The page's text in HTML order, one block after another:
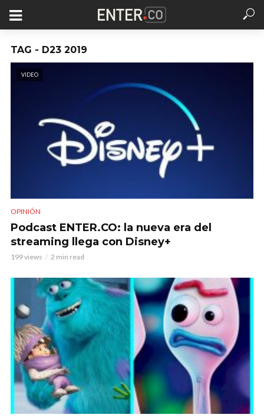
TAG - D23 2019
VIDEO
OPINIÓN
Podcast ENTER.CO: la nueva era del
streaming llega con Disney+
199 views 2 min read